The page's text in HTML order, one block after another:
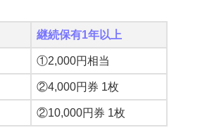
継続保有1年以上
①2,000円相当
②4,000円券 1枚
②10,000円券 1枚